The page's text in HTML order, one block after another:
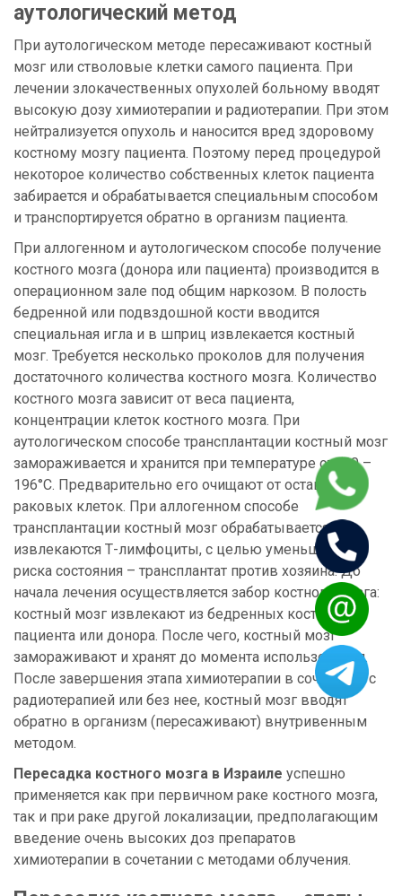
аутологический метод
При аутологическом методе пересаживают костный
мозг или стволовые клетки самого пациента. При
лечении злокачественных опухолей больному вводят
высокую дозу химиотерапии и радиотерапии. При этом
нейтрализуется опухоль и наносится вред здоровому
костному мозгу пациента. Поэтому перед процедурой
некоторое количество собственных клеток пациента
забирается и обрабатывается специальным способом
и транспортируется обратно в организм пациента.
При аллогенном и аутологическом способе получение
костного мозга (донора или пациента) производится в
операционном зале под общим наркозом. В полость
бедренной или подвздошной кости вводится
специальная игла и в шприц извлекается костный
мозг. Требуется несколько проколов для получения
достаточного количества костного мозга. Количество
костного мозга зависит от веса пациента,
концентрации клеток костного мозга. При
аутологическом способе трансплантации костный мозг
замораживается и хранится при температуре от -80 –
196°С. Предварительно его очищают от оставшихся
раковых клеток. При аллогенном способе
трансплантации костный мозг обрабатывается,
извлекаются Т-лимфоциты, с целью уменьшения
риска состояния – трансплантат против хозяина. До
начала лечения осуществляется забор костного мозга:
костный мозг извлекают из бедренных костей
пациента или донора. После чего, костный мозг
замораживают и хранят до момента использования.
После завершения этапа химиотерапии в сочетании с
радиотерапией или без нее, костный мозг вводят
обратно в организм (пересаживают) внутривенным
методом.
Пересадка костного мозга в Израиле успешно
применяется как при первичном раке костного мозга,
так и при раке другой локализации, предполагающим
введение очень высоких доз препаратов
химиотерапии в сочетании с методами облучения.